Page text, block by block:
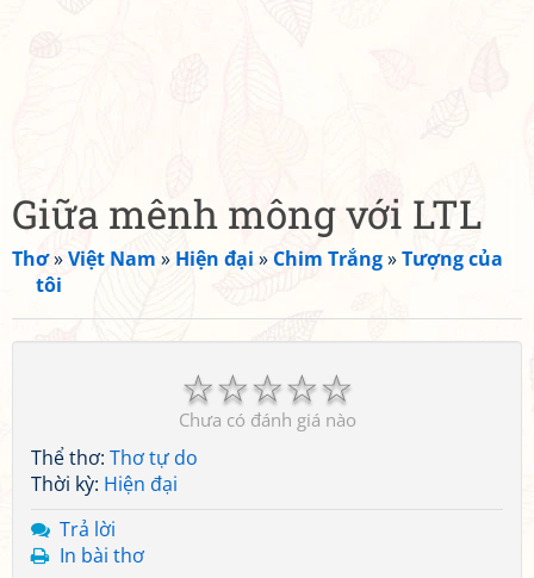
Giữa mênh mông với LTL
Thơ»Việt Nam » Hiện đại » Chim Trắng»Tượng của
tôi
☆
☆
☆
☆
☆
Chưa có đánh giá nào
Thể thơ: Thơ tự do
Thời kỳ: Hiện đại
Trả lời
In bài thơ